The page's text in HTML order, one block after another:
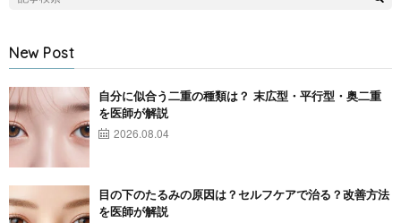
New Post
自分に似合う二重の種類は？ 末広型・平行型・奥二重
を医師が解説
2026.08.04
目の下のたるみの原因は？セルフケアで治る？改善方法
を医師が解説